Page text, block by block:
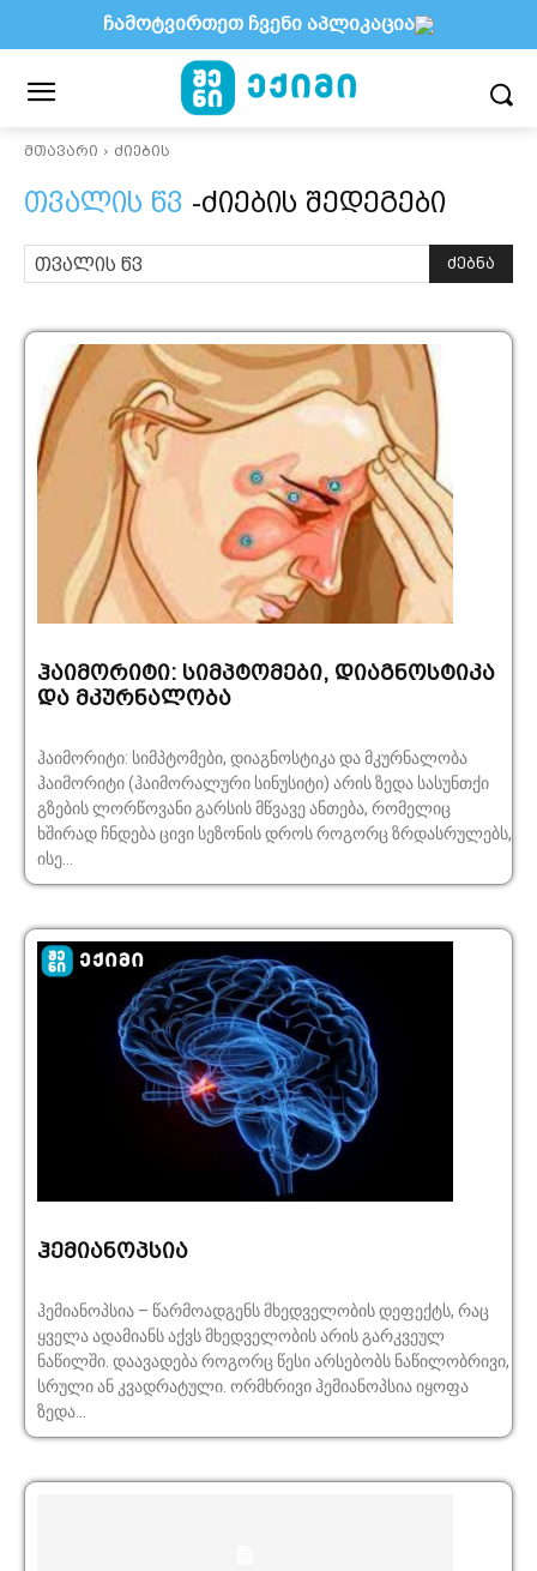
მთავარი ძიების
თვალის წვ -ძიების შედეგები
ძებნა
ჰაიმორიტი: სიმპტომები, დიაგნოსტიკა
და მკურნალობა
ჰაიმორიტი: სიმპტომები, დიაგნოსტიკა და მკურნალობა
ჰაიმორიტი (ჰაიმორალური სინუსიტი) არის ზედა სასუნთქი
გზების ლორწოვანი გარსის მწვავე ანთება, რომელიც
ხშირად ჩნდება ცივი სეზონის დროს როგორც ზრდასრულებს,
ისე...
ჰემიანოპსია
ჰემიანოპსია – წარმოადგენს მხედველობის დეფექტს, რაც
ყველა ადამიანს აქვს მხედველობის არის გარკვეულ
ნაწილში. დაავადება როგორც წესი არსებობს ნაწილობრივი,
სრული ან კვადრატული. ორმხრივი ჰემიანოპსია იყოფა
ზედა...
ჩამოტვირთეთ ჩვენი აპლიკაცია